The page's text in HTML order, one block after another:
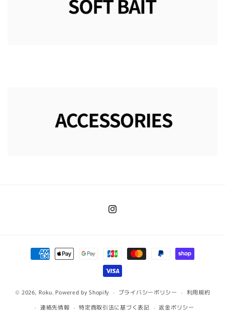
Instagram
法
© 2026,Roku. Powered by Shopify プライバシーポリシー
利用規約
連絡先情報
特定商取引法に基づく表記 返金ポリシー